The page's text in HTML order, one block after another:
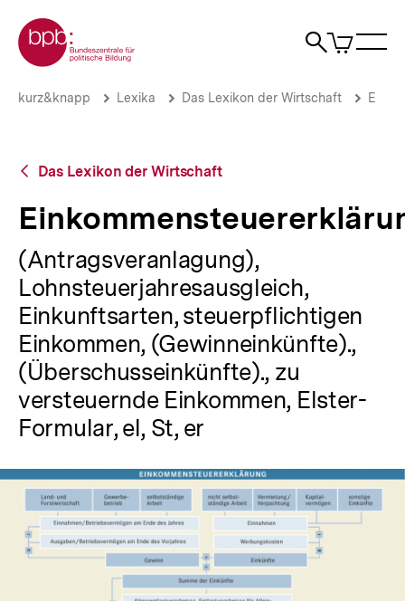
zum
Seiteninhalt
springen
Zur Startseite der bpb
Suche
Artikel
im
Einkommensteuererklärung
Brotkrümelnavigation
Pfadnavigation
kurz&knapp Lexika Das Lexikon der Wirtschaft E
Zurück
Übersicht
Das Lexikon der Wirtschaft
(Antragsveranlagung),
Lohnsteuerjahresausgleich,
Einkunftsarten, steuerpflichtigen
Einkommen, (Gewinneinkünfte).,
(Überschusseinkünfte)., zu
versteuernde Einkommen, Elster-
Formular, el, St, er